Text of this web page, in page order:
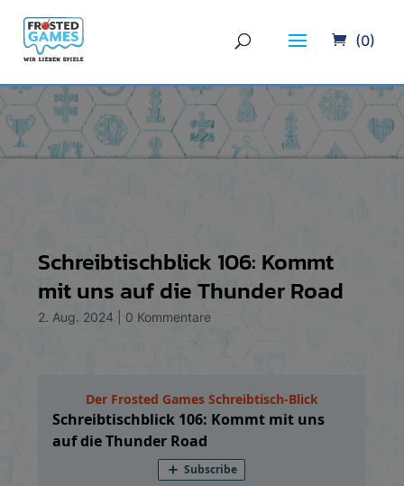
(0)
Schreibtischblick 106: Kommt
mit uns auf die Thunder Road
2. Aug. 2024 0 Kommentare